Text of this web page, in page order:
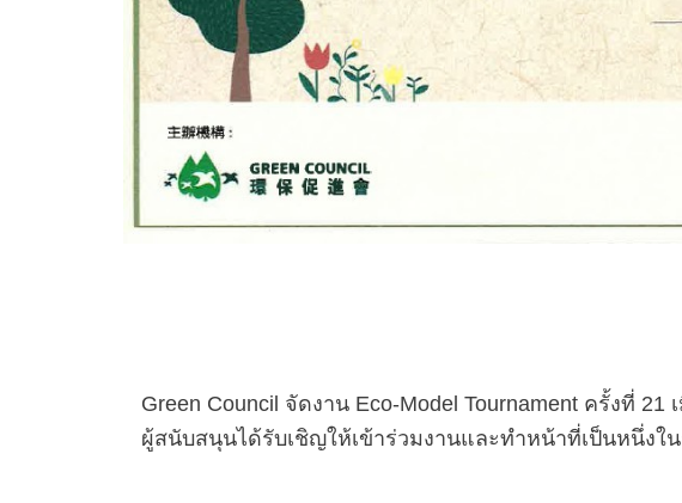
Green Council จัดงาน Eco-Model Tournament ครั้งที่
ผู้สนับสนุนได้รับเชิญให้เข้าร่วมงานและทําหน้าที่เป็นหนึ่งใ